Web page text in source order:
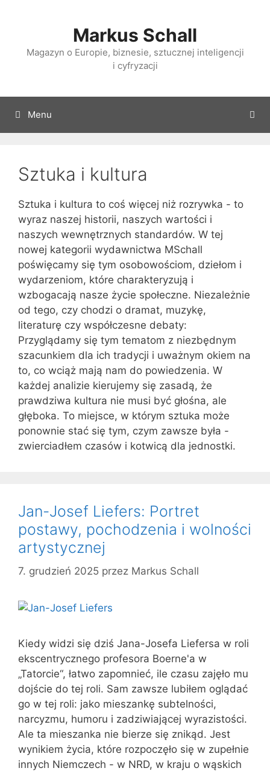
Markus Schall
Magazyn o Europie, biznesie, sztucznej inteligencji
i cyfryzacji
Menu
Sztuka i kultura
Sztuka i kultura to coś więcej niż rozrywka - to
wyraz naszej historii, naszych wartości i
naszych wewnętrznych standardów. W tej
nowej kategorii wydawnictwa MSchall
poświęcamy się tym osobowościom, dziełom i
wydarzeniom, które charakteryzują i
wzbogacają nasze życie społeczne. Niezależnie
od tego, czy chodzi o dramat, muzykę,
literaturę czy współczesne debaty:
Przyglądamy się tym tematom z niezbędnym
szacunkiem dla ich tradycji i uważnym okiem na
to, co wciąż mają nam do powiedzenia. W
każdej analizie kierujemy się zasadą, że
prawdziwa kultura nie musi być głośna, ale
głęboka. To miejsce, w którym sztuka może
ponownie stać się tym, czym zawsze była -
zwierciadłem czasów i kotwicą dla jednostki.
Jan-Josef Liefers: Portret
postawy, pochodzenia i wolności
artystycznej
7. grudzień 2025 przez Markus Schall
Kiedy widzi się dziś Jana-Josefa Liefersa w roli
ekscentrycznego profesora Boerne'a w
„Tatorcie“, łatwo zapomnieć, ile czasu zajęło mu
dojście do tej roli. Sam zawsze lubiłem oglądać
go w tej roli: jako mieszankę subtelności,
narcyzmu, humoru i zadziwiającej wyrazistości.
Ale ta mieszanka nie bierze się znikąd. Jest
wynikiem życia, które rozpoczęło się w zupełnie
innych Niemczech - w NRD, w kraju o wąskich